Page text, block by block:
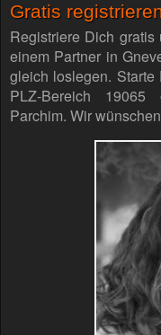
Gratis
Registriere Dich
einem Partner in
gleich loslegen.
PLZ-Bereich
Parchim. Wir